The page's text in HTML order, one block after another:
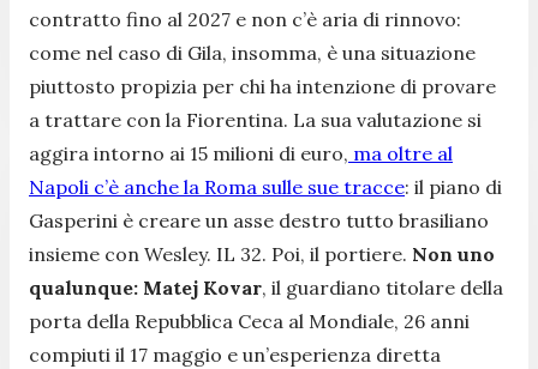
contratto fino al 2027 e non c’è aria di rinnovo:
come nel caso di Gila, insomma, è una situazione
piuttosto propizia per chi ha intenzione di provare
a trattare con la Fiorentina. La sua valutazione si
aggira intorno ai 15 milioni di euro, ma oltre al
Napoli c’è anche la Roma sulle sue tracce: il piano di
Gasperini è creare un asse destro tutto brasiliano
insieme con Wesley. IL 32. Poi, il portiere. Non uno
qualunque: Matej Kovar, il guardiano titolare della
porta della Repubblica Ceca al Mondiale, 26 anni
compiuti il 17 maggio e un’esperienza diretta